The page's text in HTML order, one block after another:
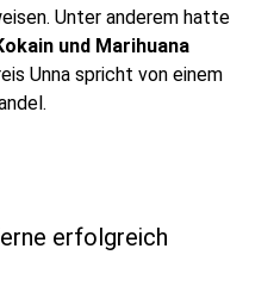
Unter anderem hatte
und Marihuana
Unna spricht von einem
erfolgreich